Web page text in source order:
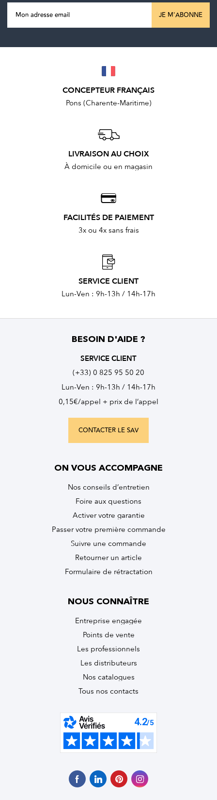
JE M'ABONNE
CONCEPTEUR FRANÇAIS
Pons (Charente-Maritime)
LIVRAISON AU CHOIX
À domicile ou en magasin
FACILITÉS DE PAIEMENT
3x ou 4x sans frais
SERVICE CLIENT
Lun-Ven : 9h-13h / 14h-17h
BESOIN D'AIDE ?
SERVICE CLIENT
(+33) 0 825 95 50 20
Lun-Ven : 9h-13h / 14h-17h
0,15€/appel + prix de l’appel
CONTACTER LE SAV
ON VOUS ACCOMPAGNE
Nos conseils d’entretien
Foire aux questions
Activer votre garantie
Passer votre première commande
Suivre une commande
Retourner un article
Formulaire de rétractation
NOUS CONNAÎTRE
Entreprise engagée
Points de vente
Les professionnels
Les distributeurs
Nos catalogues
Tous nos contacts